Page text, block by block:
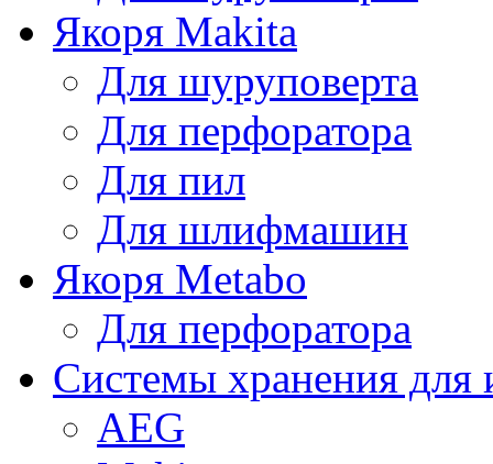
Якоря Makita
Для шуруповерта
Для перфоратора
Для пил
Для шлифмашин
Якоря Metabo
Для перфоратора
Системы хранения для
AEG